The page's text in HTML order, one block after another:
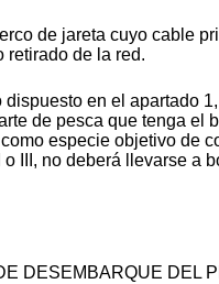
de jareta cuyo cable
retirado de la red.
dispuesto en el apartado
de pesca que tenga el
especie objetivo de
III, no deberá llevarse a
DESEMBARQUE DEL